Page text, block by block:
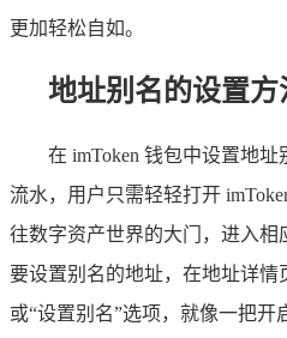
更加轻松自如。
地址别名的设置方
在 imToken 钱包中设置地
流水，用户只需轻轻打开
往数字资产世界的大门，进入
要设置别名的地址，在地址详情
或“设置别名”选项，就像一把